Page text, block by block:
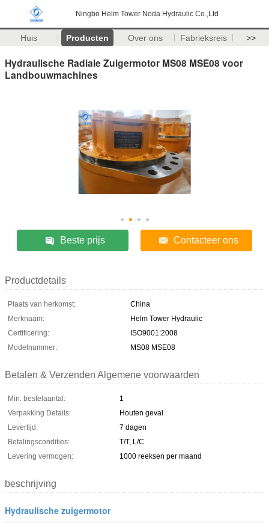
Ningbo Helm Tower Noda Hydraulic Co.,Ltd
Huis Producten Over ons Fabrieksreis >>
Hydraulische Radiale Zuigermotor MS08 MSE08 voor
Landbouwmachines
Beste prijs Contacteer ons
Productdetails
Plaats van herkomst:
China
Merknaam:
Helm Tower Hydraulic
Certificering:
ISO9001:2008
Modelnummer:
MS08 MSE08
Betalen & Verzenden Algemene voorwaarden
Min. bestelaantal:
1
Verpakking Details:
Houten geval
Levertijd:
7 dagen
Betalingscondities:
T/T, L/C
Levering vermogen:
1000 reeksen per maand
beschrijving
Hydraulische zuigermotor